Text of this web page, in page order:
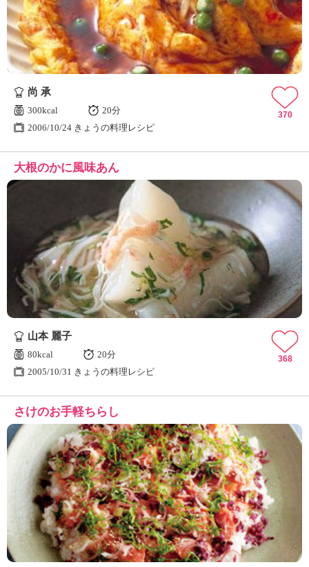
尚 承
300kcal
20分
2006/10/24 きょうの料理レシピ
370
大根のかに風味あん
山本 麗子
80kcal
20分
2005/10/31 きょうの料理レシピ
368
さけのお手軽ちらし